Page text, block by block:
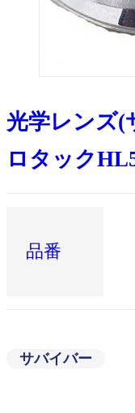
光学レンズ(
ロタック
品番
サバイバー